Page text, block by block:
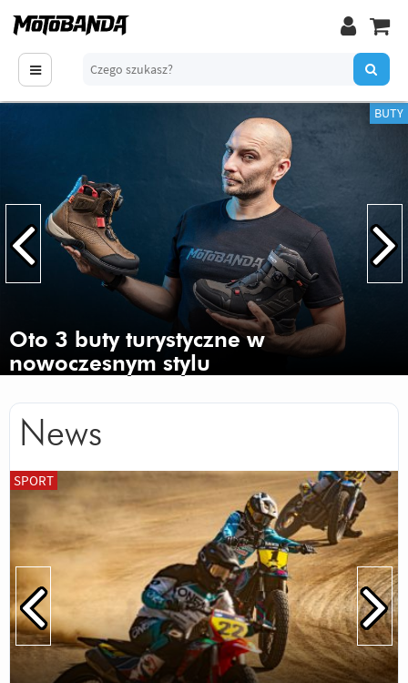
BUTY
Oto 3 buty turystyczne w
nowoczesnym stylu
News
SPORT